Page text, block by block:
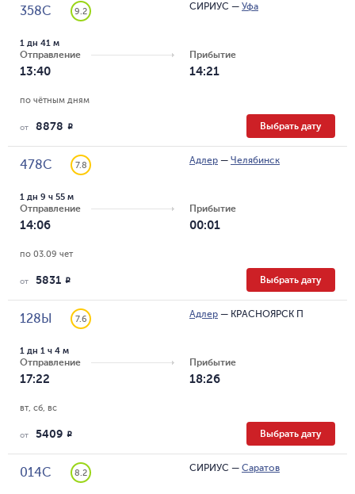
358С 9.2 СИРИУС — Уфа
Отправление
13:40
1 дн 41 м
Прибытие
14:21
по чётным дням
от 8878 R Выбрать дату
478С 7.8 Адлер — Челябинск
Отправление
14:06
1 дн 9 ч 55 м
Прибытие
00:01
по 03.09 чет
от 5831 R Выбрать дату
128Ы 7.6 Адлер — КРАСНОЯРСК П
Отправление
17:22
1 дн 1 ч 4 м
Прибытие
18:26
вт, сб, вс
от 5409 R Выбрать дату
014С 8.2 СИРИУС — Саратов